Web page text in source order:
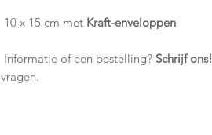
10 x 15 cm met Kraft-enveloppen
Informatie of een bestelling? Schrijf ons!
vragen.